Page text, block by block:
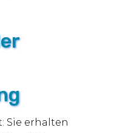
Sie erhalten